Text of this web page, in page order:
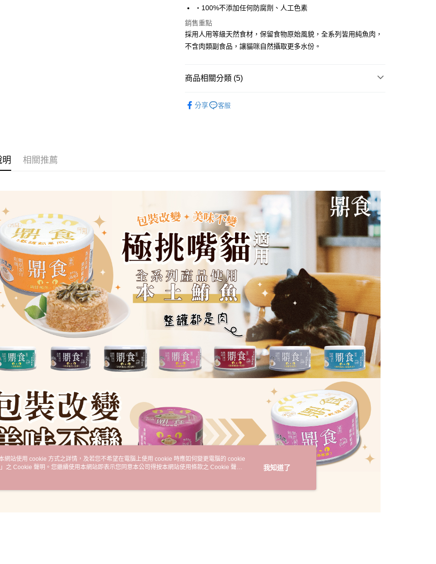
・100%不添加任何防腐劑、人工色素
銷售重點
採用人用等級天然食材，保留食物原始風貌，全系列皆用純魚肉，
不含肉類副食品，讓貓咪自然攝取更多水份。
商品相關分類 (5)
分享 客服
明 相關推薦
網站使用 cookie 方式之詳情，及若您不希望在電腦上使用 cookie 時應如何變更電腦的 cookie
」之 Cookie 聲明。您繼續使用本網站即表示您同意本公司得按本網站使用條款之 Cookie 聲明
我知道了